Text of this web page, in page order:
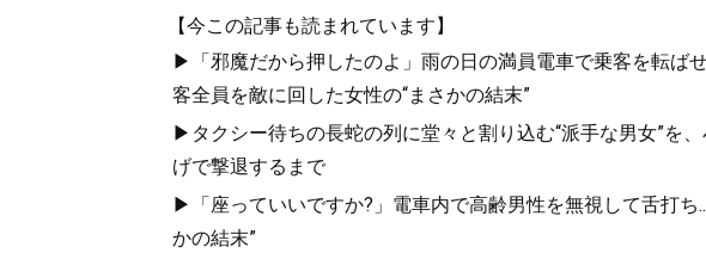
【今この記事も読まれています】
▶「邪魔だから押したのよ」雨の日の満員電車で乗客を転ば
客全員を敵に回した女性の“まさかの結末”
▶タクシー待ちの長蛇の列に堂々と割り込む“派手な男女”を
げで撃退するまで
▶「座っていいですか?」電車内で高齢男性を無視して舌打ち
かの結末”